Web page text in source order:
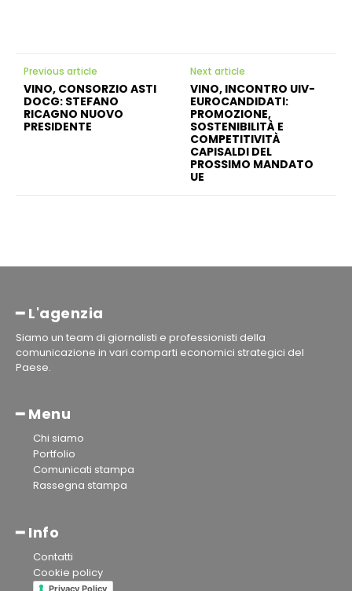
Previous article
VINO, CONSORZIO ASTI
DOCG: STEFANO
RICAGNO NUOVO
PRESIDENTE
Next article
VINO, INCONTRO UIV-
EUROCANDIDATI:
PROMOZIONE,
SOSTENIBILITÀ E
COMPETITIVITÀ
CAPISALDI DEL
PROSSIMO MANDATO
UE
━ L'agenzia
Siamo un team di giornalisti e professionisti della
comunicazione in vari comparti economici strategici del
Paese.
━ Menu
Chi siamo
Portfolio
Comunicati stampa
Rassegna stampa
━ Info
Contatti
Cookie policy
Privacy Policy